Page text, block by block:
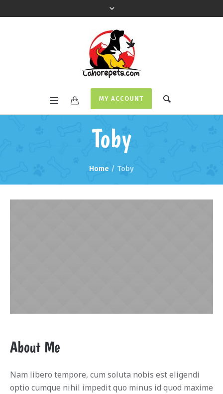
MY ACCOUNT
Toby
Home / Toby
About Me
Nam libero tempore, cum soluta nobis est eligendi
optio cumque nihil impedit quo minus id quod maxime